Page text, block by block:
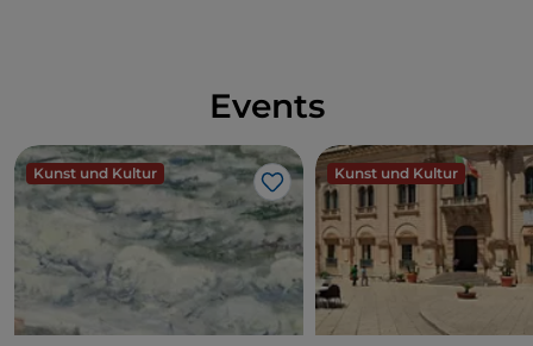
Events
Kunst und Kultur
Like
Kunst und Kultur